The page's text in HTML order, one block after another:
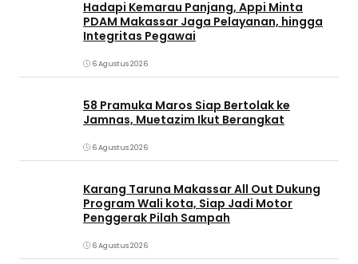
Hadapi Kemarau Panjang, Appi Minta
PDAM Makassar Jaga Pelayanan, hingga
Integritas Pegawai
6 Agustus 2026
58 Pramuka Maros Siap Bertolak ke
Jamnas, Muetazim Ikut Berangkat
6 Agustus 2026
Karang Taruna Makassar All Out Dukung
Program Wali kota, Siap Jadi Motor
Penggerak Pilah Sampah
6 Agustus 2026